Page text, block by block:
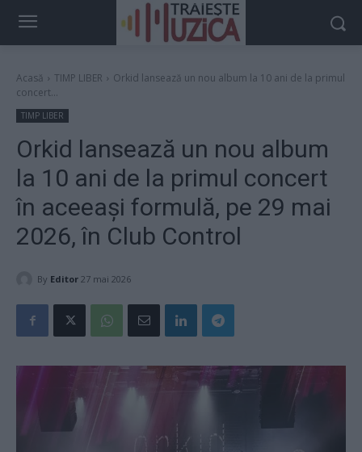
Acasă TIMP LIBER
Orkid lansează un nou album la 10 ani de la primul
concert...
TIMP LIBER
Orkid lansează un nou album
la 10 ani de la primul concert
în aceeași formulă, pe 29 mai
2026, în Club Control
By Editor 27 mai 2026